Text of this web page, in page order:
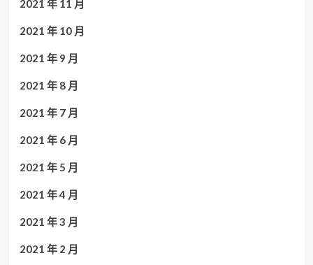
2021 年 11 月
2021 年 10 月
2021 年 9 月
2021 年 8 月
2021 年 7 月
2021 年 6 月
2021 年 5 月
2021 年 4 月
2021 年 3 月
2021 年 2 月